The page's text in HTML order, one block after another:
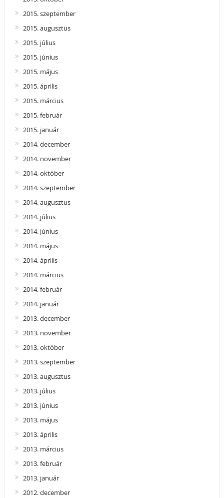
2015. szeptember
2015. augusztus
2015. július
2015. június
2015. május
2015. április
2015. március
2015. február
2015. január
2014. december
2014. november
2014. október
2014. szeptember
2014. augusztus
2014. július
2014. június
2014. május
2014. április
2014. március
2014. február
2014. január
2013. december
2013. november
2013. október
2013. szeptember
2013. augusztus
2013. július
2013. június
2013. május
2013. április
2013. március
2013. február
2013. január
2012. december